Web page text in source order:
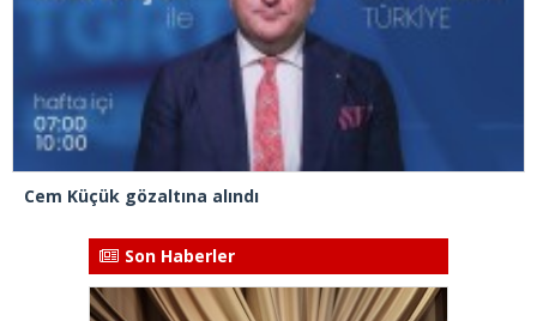
Cem Küçük gözaltına alındı
Son Haberler